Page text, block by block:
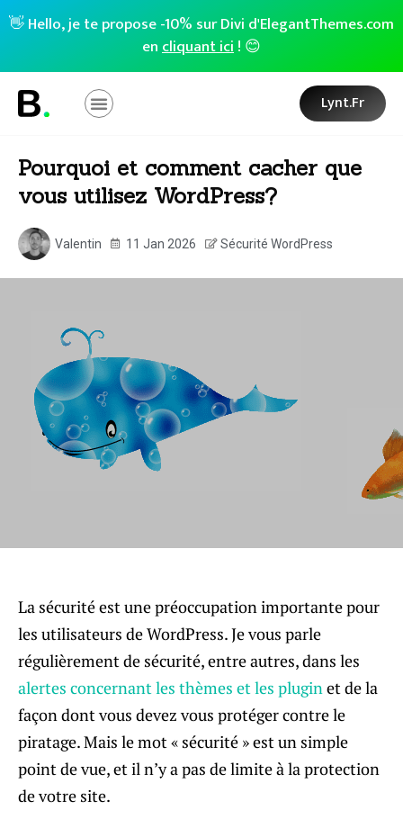
👋 Hello, je te propose -10% sur Divi d'ElegantThemes.com
encliquant ici! 😊
Lynt.fr
Pourquoi et comment cacher que
vous utilisez WordPress?
Valentin 11 Jan 2026 Sécurité WordPress
La sécurité est une préoccupation importante pour
les utilisateurs de WordPress. Je vous parle
régulièrement de sécurité, entre autres, dans les
alertes concernant les thèmes et les pluginet de la
façon dont vous devez vous protéger contre le
piratage. Mais le mot « sécurité » est un simple
point de vue, et il n’y a pas de limite à la protection
de votre site.